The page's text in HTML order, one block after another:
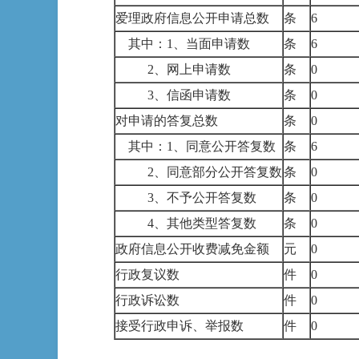
爱理政府信息公开申请总数
条 6
其中：1、当面申请数
条 6
2、网上申请数
条 0
3、信函申请数
条 0
对申请的答复总数
条 0
其中：1、同意公开答复数
条 6
2、同意部分公开答复数条 0
3、不予公开答复数
条 0
4、其他类型答复数
条 0
政府信息公开收费减免金额
元 0
行政复议数
件 0
行政诉讼数
件 0
接受行政申诉、举报数
件 0